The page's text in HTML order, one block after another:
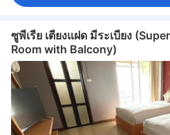
ซูพีเรีย เตียงแฝด มีระเบียง
Room with Balcony)